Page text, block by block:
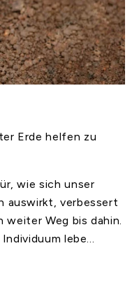
Erde helfen zu
wie sich unser
auswirkt, verbessert
weiter Weg bis dahin.
lebe...